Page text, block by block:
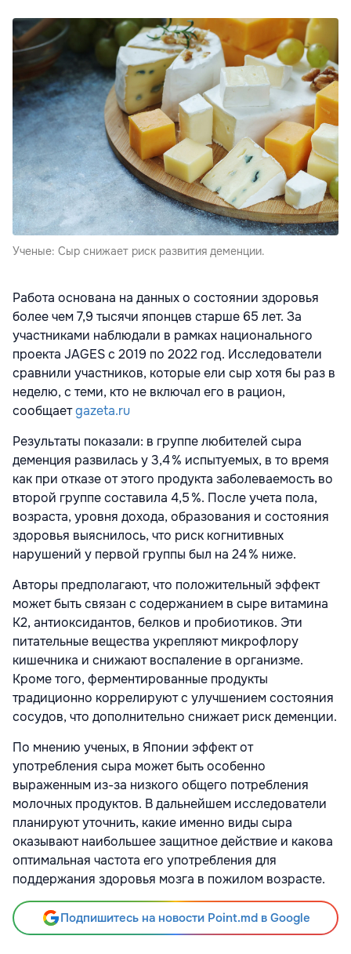
Ученые: Сыр снижает риск развития деменции.
Работа основана на данных о состоянии здоровья
более чем 7,9 тысячи японцев старше 65 лет. За
участниками наблюдали в рамках национального
проекта JAGES с 2019 по 2022 год. Исследователи
сравнили участников, которые ели сыр хотя бы раз в
неделю, с теми, кто не включал его в рацион,
сообщаетgazeta.ru
Результаты показали: в группе любителей сыра
деменция развилась у 3,4 % испытуемых, в то время
как при отказе от этого продукта заболеваемость во
второй группе составила 4,5 %. После учета пола,
возраста, уровня дохода, образования и состояния
здоровья выяснилось, что риск когнитивных
нарушений у первой группы был на 24 % ниже.
Авторы предполагают, что положительный эффект
может быть связан с содержанием в сыре витамина
K2, антиоксидантов, белков и пробиотиков. Эти
питательные вещества укрепляют микрофлору
кишечника и снижают воспаление в организме.
Кроме того, ферментированные продукты
традиционно коррелируют с улучшением состояния
сосудов, что дополнительно снижает риск деменции.
По мнению ученых, в Японии эффект от
употребления сыра может быть особенно
выраженным из-за низкого общего потребления
молочных продуктов. В дальнейшем исследователи
планируют уточнить, какие именно виды сыра
оказывают наибольшее защитное действие и какова
оптимальная частота его употребления для
поддержания здоровья мозга в пожилом возрасте.
Подпишитесь на новости Point.md в Google